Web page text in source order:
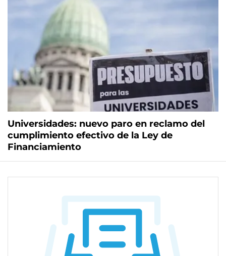
Universidades: nuevo paro en reclamo del
cumplimiento efectivo de la Ley de
Financiamiento